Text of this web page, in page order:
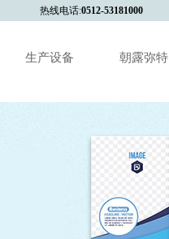
热线电话:0512-53181000
生产设备 朝露弥特